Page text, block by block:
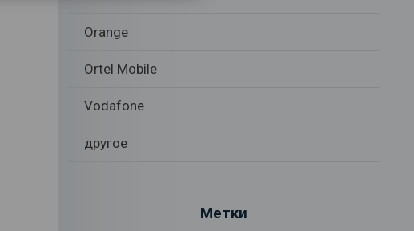
Orange
Ortel Mobile
Vodafone
другое
Метки